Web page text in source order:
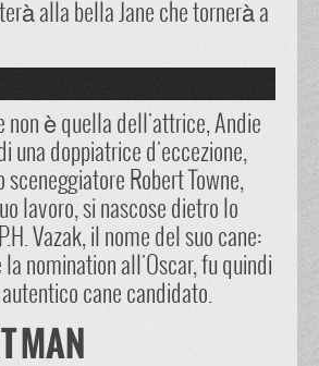
alla bella Jane che tornerà a
non è quella dell'attrice, Andie
una doppiatrice d'eccezione,
sceneggiatore Robert Towne,
lavoro, si nascose dietro lo
Vazak, il nome del suo cane:
la nomination all'Oscar, fu quindi
cane candidato.
MAN